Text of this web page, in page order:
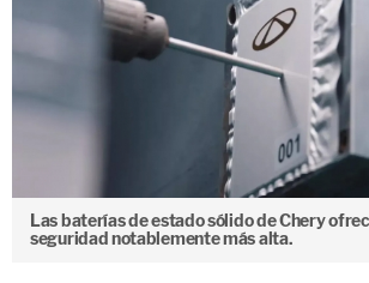
Las baterías de estado sólido de Chery
seguridad notablemente más alta.